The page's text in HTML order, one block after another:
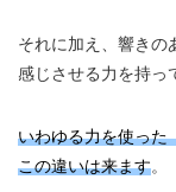
それに加え、響きの
感じさせる力を持っ
いわゆる力を使った
この違いは来ます。